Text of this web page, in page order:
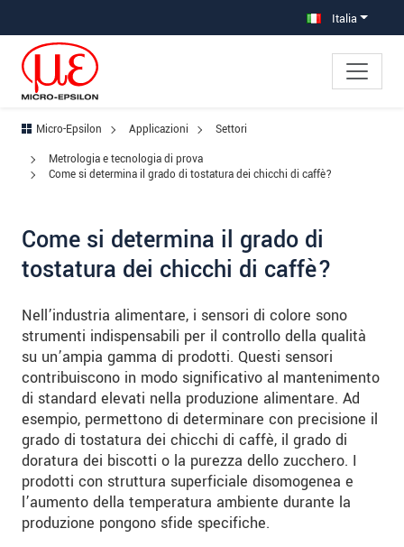
Italia
Micro-Epsilon Applicazioni
Settori
Metrologia e tecnologia di prova
Come si determina il grado di tostatura dei chicchi di caffè?
Come si determina il grado di
tostatura dei chicchi di caffè?
Nell’industria alimentare, i sensori di colore sono
strumenti indispensabili per il controllo della qualità
su un’ampia gamma di prodotti. Questi sensori
contribuiscono in modo significativo al mantenimento
di standard elevati nella produzione alimentare. Ad
esempio, permettono di determinare con precisione il
grado di tostatura dei chicchi di caffè, il grado di
doratura dei biscotti o la purezza dello zucchero. I
prodotti con struttura superficiale disomogenea e
l’aumento della temperatura ambiente durante la
produzione pongono sfide specifiche.